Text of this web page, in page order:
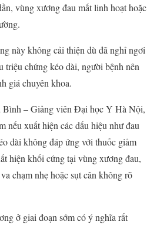
vùng xương đau mất linh hoạt hoặc
này không cải thiện dù đã nghỉ ngơi
triệu chứng kéo dài, người bệnh nên
giá chuyên khoa.
– Giảng viên Đại học Y Hà Nội,
nếu xuất hiện các dấu hiệu như đau
dài không đáp ứng với thuốc giảm
hiện khối cứng tại vùng xương đau,
chạm nhẹ hoặc sụt cân không rõ
ở giai đoạn sớm có ý nghĩa rất